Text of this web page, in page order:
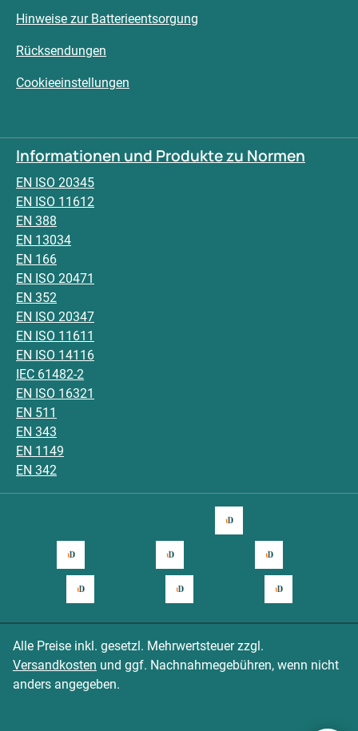
Hinweise zur Batterieentsorgung
Rücksendungen
Cookieeinstellungen
Informationen und Produkte zu Normen
EN ISO 20345
EN ISO 11612
EN 388
EN 13034
EN 166
EN ISO 20471
EN 352
EN ISO 20347
EN ISO 11611
EN ISO 14116
IEC 61482-2
EN ISO 16321
EN 511
EN 343
EN 1149
EN 342
Alle Preise inkl. gesetzl. Mehrwertsteuer zzgl.
Versandkosten und ggf. Nachnahmegebühren, wenn nicht
anders angegeben.